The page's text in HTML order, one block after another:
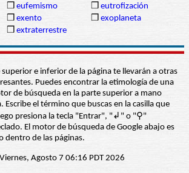
❒ eufemismo ❒ eutrofización
❒ exento ❒ exoplaneta
❒ extraterrestre
superior e inferior de la página te llevarán a otras
Puedes encontrar la etimología de una
de búsqueda en la parte superior a mano
Escribe el término que buscas en la casilla que
presiona la tecla "Entrar", "↲" o "⚲"
El motor de búsqueda de Google abajo es
dentro de las páginas.
Agosto 7 06:16 PDT 2026